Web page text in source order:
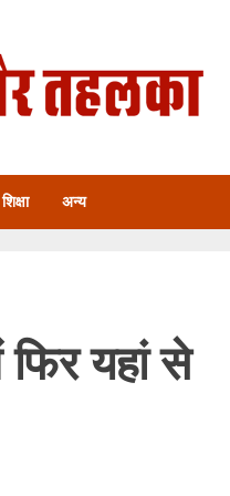
शिक्षा अन्य
यहां से